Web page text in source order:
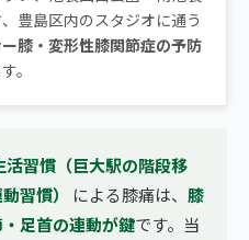
豊島区内のスタジオに通う
膝・変形性膝関節症の予防
。
活習慣（巨大駅の階段移
習慣）
による膝痛は、 膝
足首の連動が鍵です。当